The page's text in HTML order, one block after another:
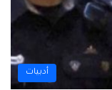
أدبيات